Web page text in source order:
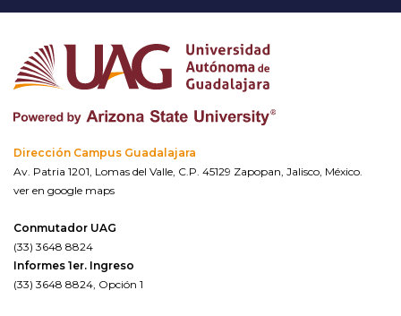
Dirección Campus Guadalajara
Av. Patria 1201, Lomas del Valle, C.P. 45129 Zapopan, Jalisco, México.
ver en google maps
Conmutador UAG
(33) 3648 8824
Informes 1er. Ingreso
(33) 3648 8824, Opción 1